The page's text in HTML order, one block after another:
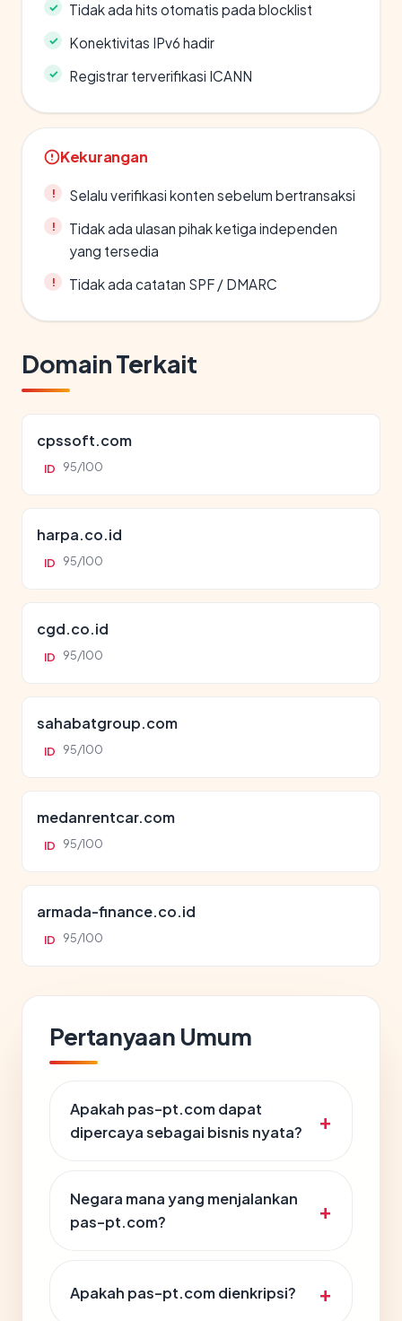
Tidak ada hits otomatis pada blocklist
Konektivitas IPv6 hadir
Registrar terverifikasi ICANN
Kekurangan
Selalu verifikasi konten sebelum bertransaksi
Tidak ada ulasan pihak ketiga independen
yang tersedia
Tidak ada catatan SPF / DMARC
Domain Terkait
cpssoft.com
ID 95/100
harpa.co.id
ID 95/100
cgd.co.id
ID 95/100
sahabatgroup.com
ID 95/100
medanrentcar.com
ID 95/100
armada-finance.co.id
ID 95/100
Pertanyaan Umum
Apakah pas-pt.com dapat
dipercaya sebagai bisnis nyata?
Negara mana yang menjalankan
pas-pt.com?
Apakah pas-pt.com dienkripsi?